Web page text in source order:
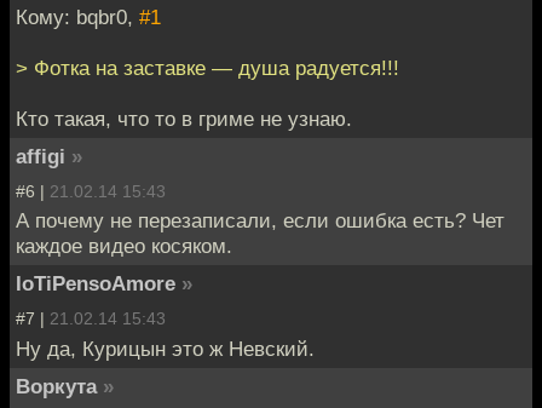
Кому: bqbr0, #1
> Фотка на заставке — душа радуется!!!
Кто такая, что то в гриме не узнаю.
affigi »
#6 | 21.02.14 15:43
А почему не перезаписали, если ошибка есть? Чет
каждое видео косяком.
IoTiPensoAmore »
#7 | 21.02.14 15:43
Ну да, Курицын это ж Невский.
Воркута »